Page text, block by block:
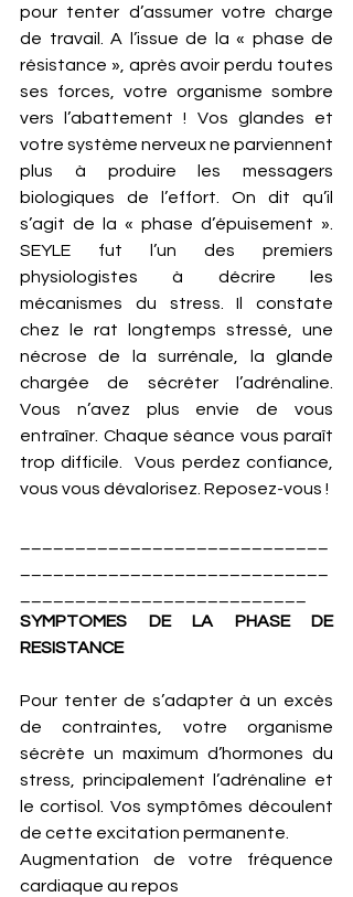
pour tenter d’assumer votre charge
de travail. A l’issue de la « phase de
résistance », après avoir perdu toutes
ses forces, votre organisme sombre
vers l’abattement ! Vos glandes et
votre système nerveux ne parviennent
plus à produire les messagers
biologiques de l’effort. On dit qu’il
s’agit de la « phase d’épuisement ».
SEYLE fut l’un des premiers
physiologistes à décrire les
mécanismes du stress. Il constate
chez le rat longtemps stressé, une
nécrose de la surrénale, la glande
chargée de sécréter l’adrénaline.
Vous n’avez plus envie de vous
entraîner. Chaque séance vous paraît
trop difficile.  Vous perdez confiance,
vous vous dévalorisez. Reposez-vous !
SYMPTOMES DE LA PHASE DE
RESISTANCE
Pour tenter de s’adapter à un excès
de contraintes, votre organisme
sécrète un maximum d’hormones du
stress, principalement l’adrénaline et
le cortisol. Vos symptômes découlent
de cette excitation permanente.
Augmentation de votre fréquence
cardiaque au repos